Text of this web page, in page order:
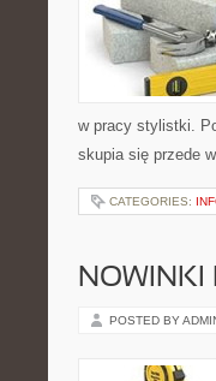
w pracy stylistki.
skupia się przede
CATEGORIES:
NOWINKI
POSTED BY